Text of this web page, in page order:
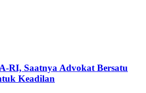
RI, Saatnya Advokat Bersatu
Keadilan